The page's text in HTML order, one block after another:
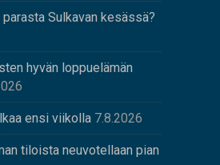
Sulkavan kesässä?
hyvän loppuelämän
ensi viikolla 7.8.2026
tiloista neuvotellaan pian